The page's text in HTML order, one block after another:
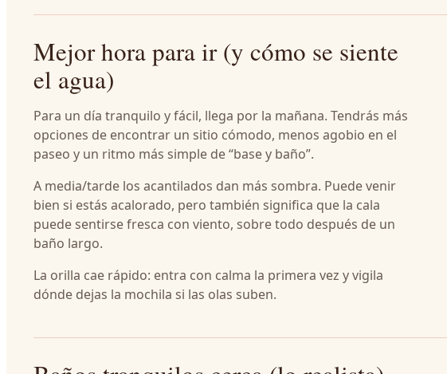
Mejor hora para ir (y cómo se siente
el agua)
Para un día tranquilo y fácil, llega por la mañana. Tendrás más
opciones de encontrar un sitio cómodo, menos agobio en el
paseo y un ritmo más simple de “base y baño”.
A media/tarde los acantilados dan más sombra. Puede venir
bien si estás acalorado, pero también significa que la cala
puede sentirse fresca con viento, sobre todo después de un
baño largo.
La orilla cae rápido: entra con calma la primera vez y vigila
dónde dejas la mochila si las olas suben.